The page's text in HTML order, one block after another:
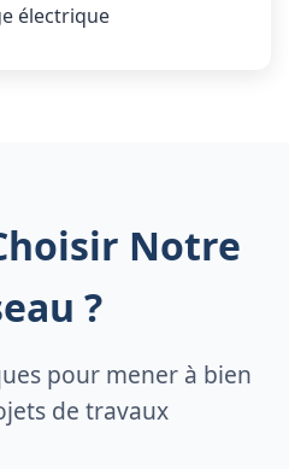
électrique
Notre
?
pour mener à bien
de travaux